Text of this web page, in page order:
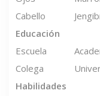
Cabello
Educación
Escuela
Colega
Habilidades